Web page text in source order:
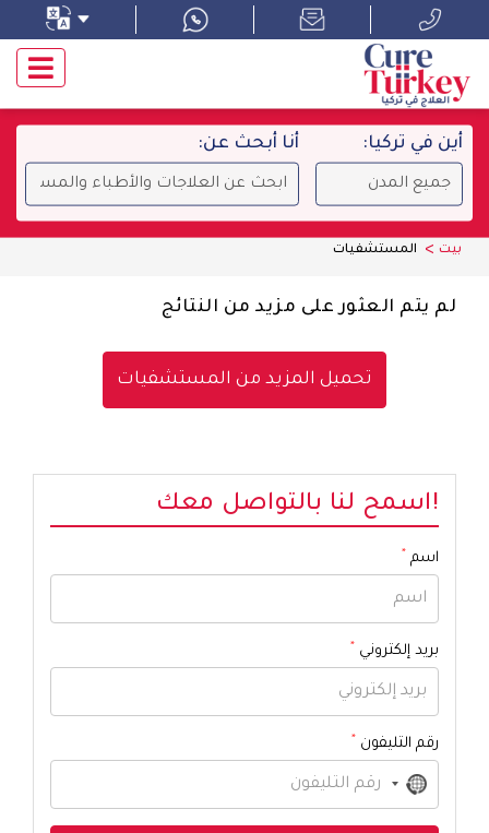
أين في تركيا: أنا أبحث عن:
بيت المستشفيات
لم يتم العثور على مزيد من النتائج
!اسمح لنا بالتواصل معك
اسم *
بريد إلكتروني *
رقم التليفون *
No
country